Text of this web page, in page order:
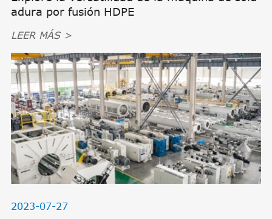
adura por fusión HDPE
LEER MÁS >
2023-07-27